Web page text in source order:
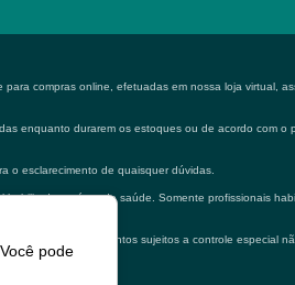
compras online, efetuadas em nossa loja virtual,
enquanto durarem os estoques ou de acordo com o
o esclarecimento de quaisquer dúvidas.
na área de saúde. Somente profissionais
Medicamentos sujeitos a controle especial
pode